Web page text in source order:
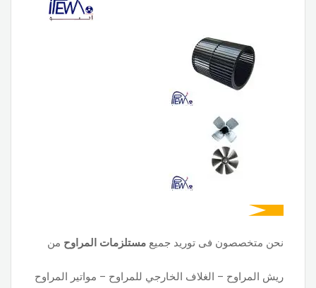
نحن متخصصون فى توريد جميع مستلزمات المراوح من
ريش المراوح – الغلاف الخارجي للمراوح – مواتير المراوح